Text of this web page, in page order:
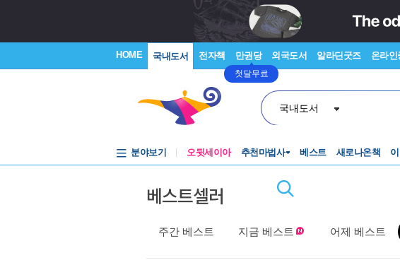
HOME 국내도서 전자책 만권당
첫달무료
외국도서 알라딘굿즈 온라인
국내도서
분야보기 오뒷세이아 추천마법사 베스트 새로나온책
베스트셀러
주간 베스트 지금 베스트 어제 베스트